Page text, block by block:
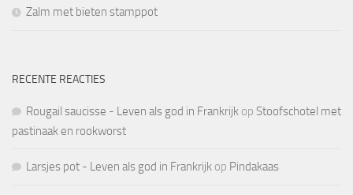
Zalm met bieten stamppot
RECENTE REACTIES
Rougail saucisse - Leven als god in Frankrijk op Stoofschotel met
pastinaak en rookworst
Larsjes pot - Leven als god in Frankrijk op Pindakaas